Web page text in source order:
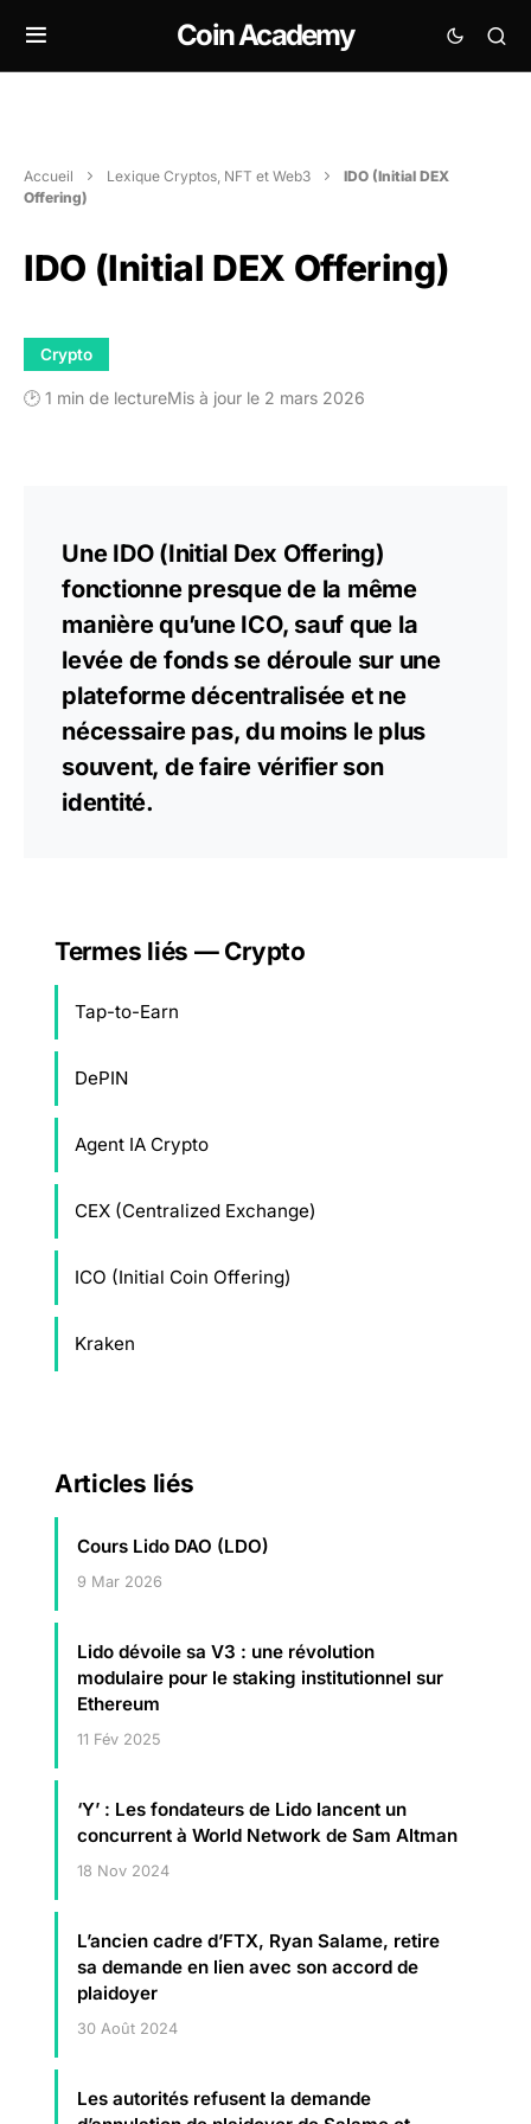
Coin Academy
Accueil Lexique Cryptos, NFT et Web3
IDO (Initial DEX
Offering)
IDO (Initial DEX Offering)
Crypto
🕑 1 min de lectureMis à jour le 2 mars 2026
Une IDO (Initial Dex Offering)
fonctionne presque de la même
manière qu’une ICO, sauf que la
levée de fonds se déroule sur une
plateforme décentralisée et ne
nécessaire pas, du moins le plus
souvent, de faire vérifier son
identité.
Termes liés — Crypto
Tap-to-Earn
DePIN
Agent IA Crypto
CEX (Centralized Exchange)
ICO (Initial Coin Offering)
Kraken
Articles liés
Cours Lido DAO (LDO)
9 Mar 2026
Lido dévoile sa V3 : une révolution
modulaire pour le staking institutionnel sur
Ethereum
11 Fév 2025
‘Y’ : Les fondateurs de Lido lancent un
concurrent à World Network de Sam Altman
18 Nov 2024
L’ancien cadre d’FTX, Ryan Salame, retire
sa demande en lien avec son accord de
plaidoyer
30 Août 2024
Les autorités refusent la demande